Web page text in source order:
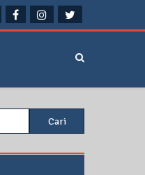
untuk: